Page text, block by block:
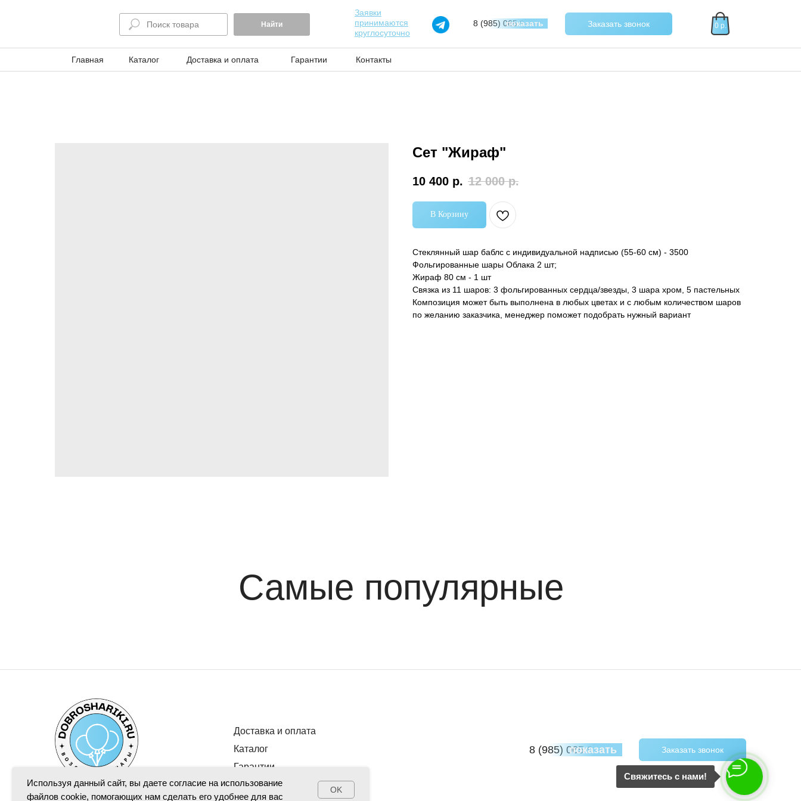
Найти 8 (985) 065 97 40
показать
Заявки
принимаются
круглосуточно
Заказать звонок 0 р.
Каталог
Главная Доставка и оплата Гарантии Контакты
Сет "Жираф"
10 400 р. 12 000 р.
В Корзину
Стеклянный шар баблс с индивидуальной надписью (55-60 см) - 3500
Фольгированные шары Облака 2 шт;
Жираф 80 см - 1 шт
Связка из 11 шаров: 3 фольгированных сердца/звезды, 3 шара хром, 5 пастельных
Композиция может быть выполнена в любых цветах и с любым количеством шаров
по желанию заказчика, менеджер поможет подобрать нужный вариант
Самые популярные
Доставка и оплата
Каталог
Гарантии
8 (985) 065 97 40
показать Заказать звонок
Свяжитесь с нами!
Используя данный сайт, вы даете согласие на использование
файлов cookie, помогающих нам сделать его удобнее для вас
OK